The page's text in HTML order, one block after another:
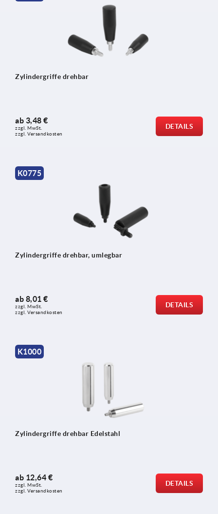
Zylindergriffe drehbar
ab 3,48 €
zzgl. MwSt.
zzgl. Versandkosten
DETAILS
K0775
Zylindergriffe drehbar, umlegbar
ab 8,01 €
zzgl. MwSt.
zzgl. Versandkosten
DETAILS
K1000
Zylindergriffe drehbar Edelstahl
ab 12,64 €
zzgl. MwSt.
zzgl. Versandkosten
DETAILS